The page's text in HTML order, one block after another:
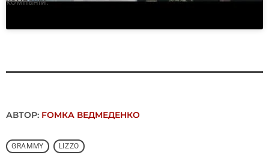
АВТОР: FОMКА ВЕДМЕДЕНКО
GRAMMY LIZZO